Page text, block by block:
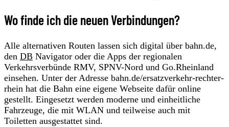
Wo finde ich die neuen Verbindungen?
Alle alternativen Routen lassen sich digital über bahn.de,
den DB Navigator oder die Apps der regionalen
Verkehrsverbünde RMV, SPNV-Nord und Go.Rheinland
einsehen. Unter der Adresse bahn.de/ersatzverkehr-rechter-
rhein hat die Bahn eine eigene Webseite dafür online
gestellt. Eingesetzt werden moderne und einheitliche
Fahrzeuge, die mit WLAN und teilweise auch mit
Toiletten ausgestattet sind.